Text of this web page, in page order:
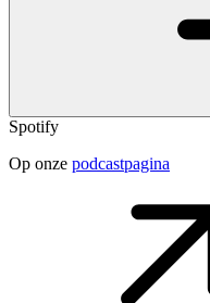
Spotify
Op onze podcastpagina